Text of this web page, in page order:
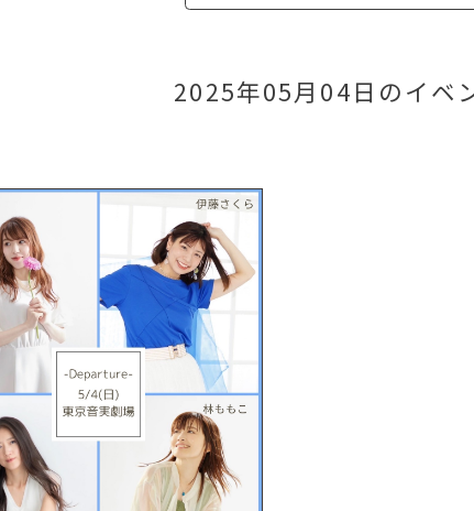
2025年05月04日のイベ